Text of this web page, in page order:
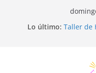
Lo último: Taller de
TALLER
Trivial